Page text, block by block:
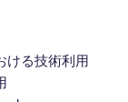
ける技術利用